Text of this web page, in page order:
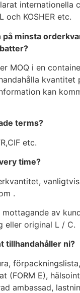
internationella
och KOSHER etc.
på minsta
MOQ i en
kvantitet
kan
terms?
etc.
time?
.
av
eller original L / C.
tillhandahåller ni?
(FORM E),
ambassad,